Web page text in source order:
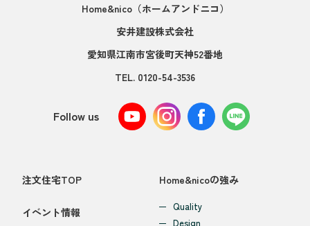
Home&nico（ホームアンドニコ）
安井建設株式会社
愛知県江南市宮後町天神52番地
TEL. 0120-54-3536
Follow us
注文住宅TOP
イベント情報
Home&nicoの強み
Quality
Design